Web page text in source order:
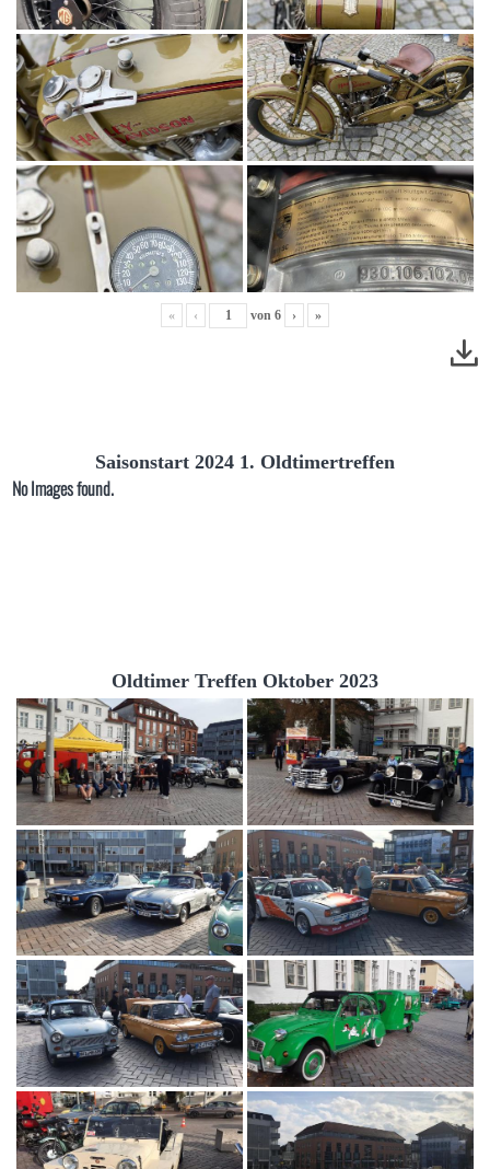
« ‹ von 6 › »
Saisonstart 2024 1. Oldtimertreffen
No Images found.
Oldtimer Treffen Oktober 2023